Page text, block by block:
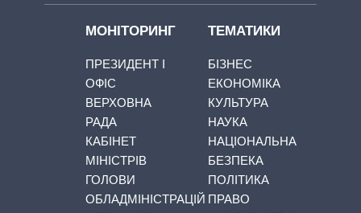
МОНІТОРИНГ
ПРЕЗИДЕНТ І
ОФІС
ВЕРХОВНА
РАДА
КАБІНЕТ
МІНІСТРІВ
ГОЛОВИ
ОБЛАДМІНІСТРАЦІЙ
ТЕМАТИКИ
БІЗНЕС
ЕКОНОМІКА
КУЛЬТУРА
НАУКА
НАЦІОНАЛЬНА
БЕЗПЕКА
ПОЛІТИКА
ПРАВО